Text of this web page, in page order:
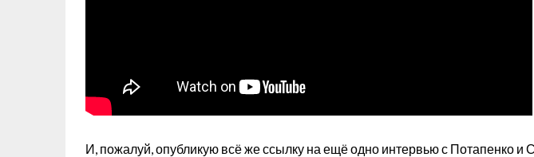
И, пожалуй, опубликую всё же ссылку на ещё одно интервью с Потапенко и